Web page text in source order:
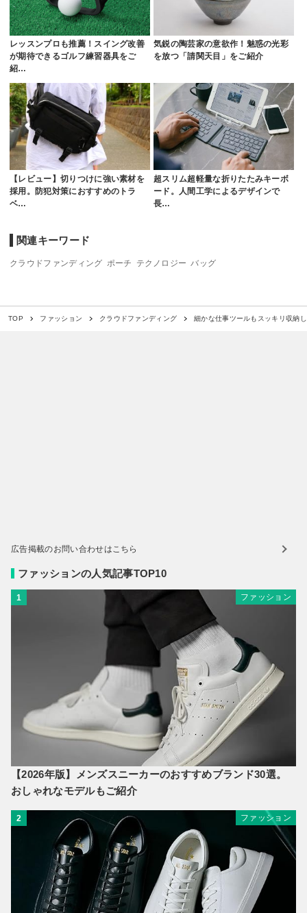
レッスンプロも推薦！スイング改善
が期待できるゴルフ練習器具をご
紹…
気鋭の陶芸家の意欲作！魅惑の光彩
を放つ「請関天目」をご紹介
【レビュー】切りつけに強い素材を
採用。防犯対策におすすめのトラ
ベ…
超スリム超軽量な折りたたみキーボ
ード。人間工学によるデザインで
長…
関連キーワード
クラウドファンディング ポーチ テクノロジー バッグ
TOP ファッション クラウドファンディング 細かな仕事ツールもスッキリ収納
広告掲載のお問い合わせはこちら
ファッションの人気記事TOP10
1 ファッション
【2026年版】メンズスニーカーのおすすめブランド30選。
おしゃれなモデルもご紹介
2 ファッション